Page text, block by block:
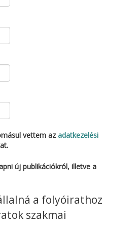
vettem azadatkezelési
a folyóirathoz
szakmai